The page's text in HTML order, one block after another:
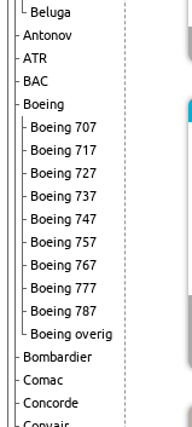
Beluga
Antonov
ATR
BAC
Boeing
Boeing 707
Boeing 717
Boeing 727
Boeing 737
Boeing 747
Boeing 757
Boeing 767
Boeing 777
Boeing 787
Boeing overig
Bombardier
Comac
Concorde